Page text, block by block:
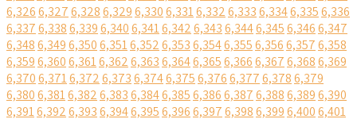
6,3266,3276,3286,3296,3306,3316,3326,3336,3346,3356,336
6,3376,3386,3396,3406,3416,3426,3436,3446,3456,3466,347
6,3486,3496,3506,3516,3526,3536,3546,3556,3566,3576,358
6,3596,3606,3616,3626,3636,3646,3656,3666,3676,3686,369
6,3706,3716,3726,3736,3746,3756,3766,3776,3786,379
6,3806,3816,3826,3836,3846,3856,3866,3876,3886,3896,390
6,3916,3926,3936,3946,3956,3966,3976,3986,3996,4006,401